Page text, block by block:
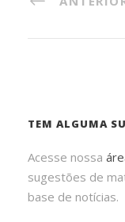
TEM ALGUMA
Acesse nossa
sugestões de
base de notícias.